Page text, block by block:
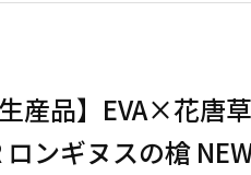
生産品】EVA×花
ロンギヌスの槍